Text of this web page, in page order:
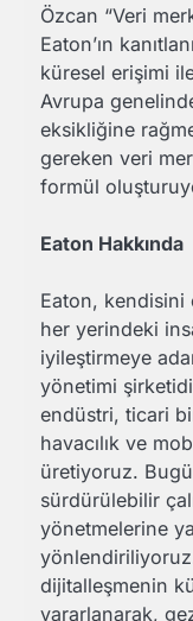
Özcan “Veri
Eaton’ın
küresel erişimi
Avrupa
eksikliğine
gereken veri
formül
Eaton Hakkında
Eaton, kendisini
her yerindeki
iyileştirmeye
yönetimi
endüstri, ticari
havacılık ve
üretiyoruz.
sürdürülebilir
yönetmelerine
dijitalleşmenin
yararlanarak,